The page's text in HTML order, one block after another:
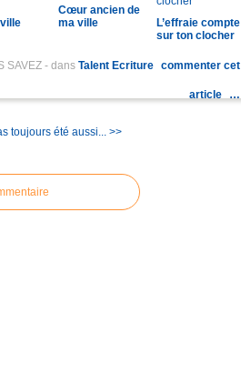
Cœur ancien de
ma ville
L’effraie compte
sur ton clocher
SAVEZ - dans Talent Ecriture commenter cet
article …
toujours été aussi... >>